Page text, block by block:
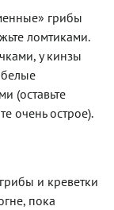
грибы
ломтиками.
у кинзы
белые
(оставьте
очень острое).
и креветки
пока